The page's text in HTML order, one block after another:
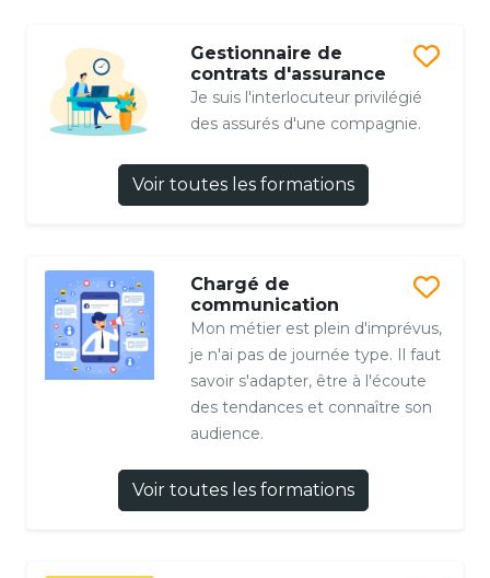
Gestionnaire de
contrats d'assurance
Je suis l'interlocuteur privilégié
des assurés d'une compagnie.
Voir toutes les formations
Chargé de
communication
Mon métier est plein d'imprévus,
je n'ai pas de journée type. Il faut
savoir s'adapter, être à l'écoute
des tendances et connaître son
audience.
Voir toutes les formations